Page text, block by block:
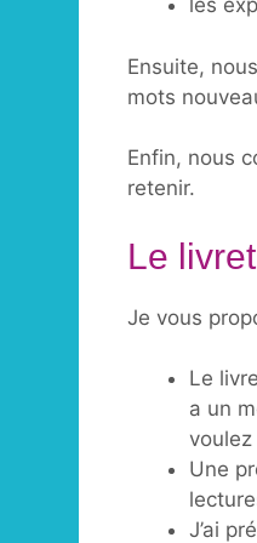
les
Ensuite,
mots
Enfin, nous
retenir.
Le livret
Je vous
Le
a un
Une
J’ai